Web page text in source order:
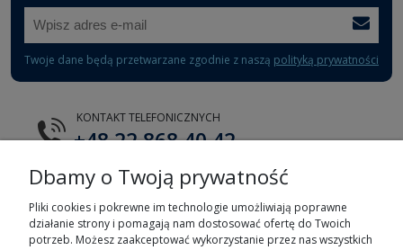
Twoje dane będą przetwarzane zgodnie z naszą polityką prywatności
KONTAKT TELEFONICZNYCH
+48 22 868 40 42
E-MAIL
tts@tts.com.pl
Dbamy o Twoją prywatność
Pliki cookies i pokrewne im technologie umożliwiają poprawne
działanie strony i pomagają nam dostosować ofertę do Twoich
potrzeb. Możesz zaakceptować wykorzystanie przez nas wszystkich